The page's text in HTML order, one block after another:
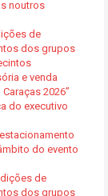
noutros
de
dos grupos
e venda
2026”
do executivo
do evento
de
dos grupos